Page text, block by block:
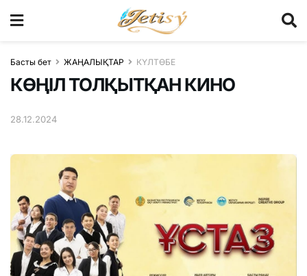
Басты бет ЖАҢАЛЫҚТАР КҮЛТӨБЕ
КӨҢІЛ ТОЛҚЫТҚАН КИНО
28.12.2024